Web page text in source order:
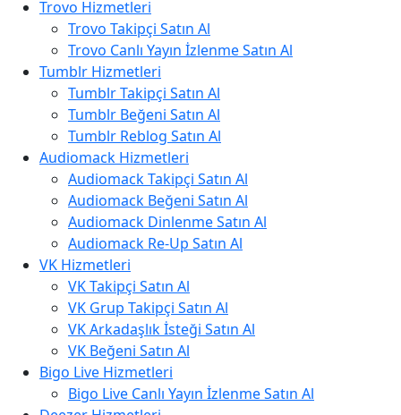
Trovo Hizmetleri
Trovo Takipçi Satın Al
Trovo Canlı Yayın İzlenme Satın Al
Tumblr Hizmetleri
Tumblr Takipçi Satın Al
Tumblr Beğeni Satın Al
Tumblr Reblog Satın Al
Audiomack Hizmetleri
Audiomack Takipçi Satın Al
Audiomack Beğeni Satın Al
Audiomack Dinlenme Satın Al
Audiomack Re-Up Satın Al
VK Hizmetleri
VK Takipçi Satın Al
VK Grup Takipçi Satın Al
VK Arkadaşlık İsteği Satın Al
VK Beğeni Satın Al
Bigo Live Hizmetleri
Bigo Live Canlı Yayın İzlenme Satın Al